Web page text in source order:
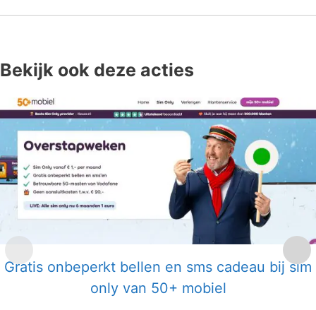
Bekijk ook deze acties
Gratis onbeperkt bellen en sms cadeau bij sim
only van 50+ mobiel